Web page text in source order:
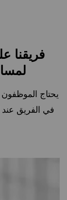
فريقنا
يحتاج الموظفون
في الفريق عند